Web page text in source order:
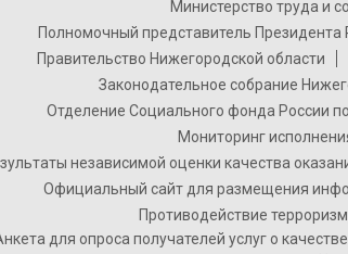
Министерство труда и
Полномочный представитель
Правительство Нижегородской области
Законодательное собрание
Отделение Социального фонда России
Мониторинг
независимой оценки качества
Официальный сайт для размещения
Противодействие
для опроса получателей услуг о